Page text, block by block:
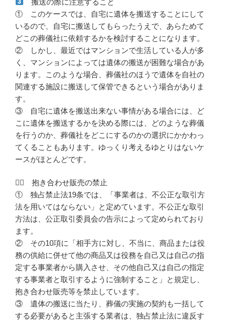
① このケースでは、自宅に遺体を搬送することにして
いるので、自宅に搬送してもらったうえで、あらためて
どこの葬儀社に依頼するかを検討することになります。
② しかし、最近ではマンションで生活している人が多
く、マンションによっては遺体の搬送が困難な場合があ
ります。このような場合、葬儀社のほうで遺体を自社の
関連する施設に搬送して保管できるという場合がありま
す。
③ 自宅に遺体を搬送出来ない事情がある場合には、ど
こに遺体を搬送するかを決める際には、どのような葬儀
を行うのか、葬儀社をどこにするのかの選択にかかわっ
てくることもあります。ゆっくり考えるゆとりはないケ
ースがほとんどです。
４⃣ 抱き合わせ販売の禁止
① 独占禁止法19条では、「事業者は、不公正な取引方
法を用いてはならない」と定めています。不公正な取引
方法は、公正取引委員会の告示によって定められており
ます。
② その10項に「相手方に対し、不当に、商品または役
務の供給に併せて他の商品又は役務を自己又は自己の指
定する事業者から購入させ、その他自己又は自己の指定
する事業者と取引するように強制すること」と規定し、
抱き合わせ販売等を禁止しています。
③ 遺体の搬送に当たり、葬儀の実施の契約も一括して
する必要があると主張する業者は、独占禁止法に違反す